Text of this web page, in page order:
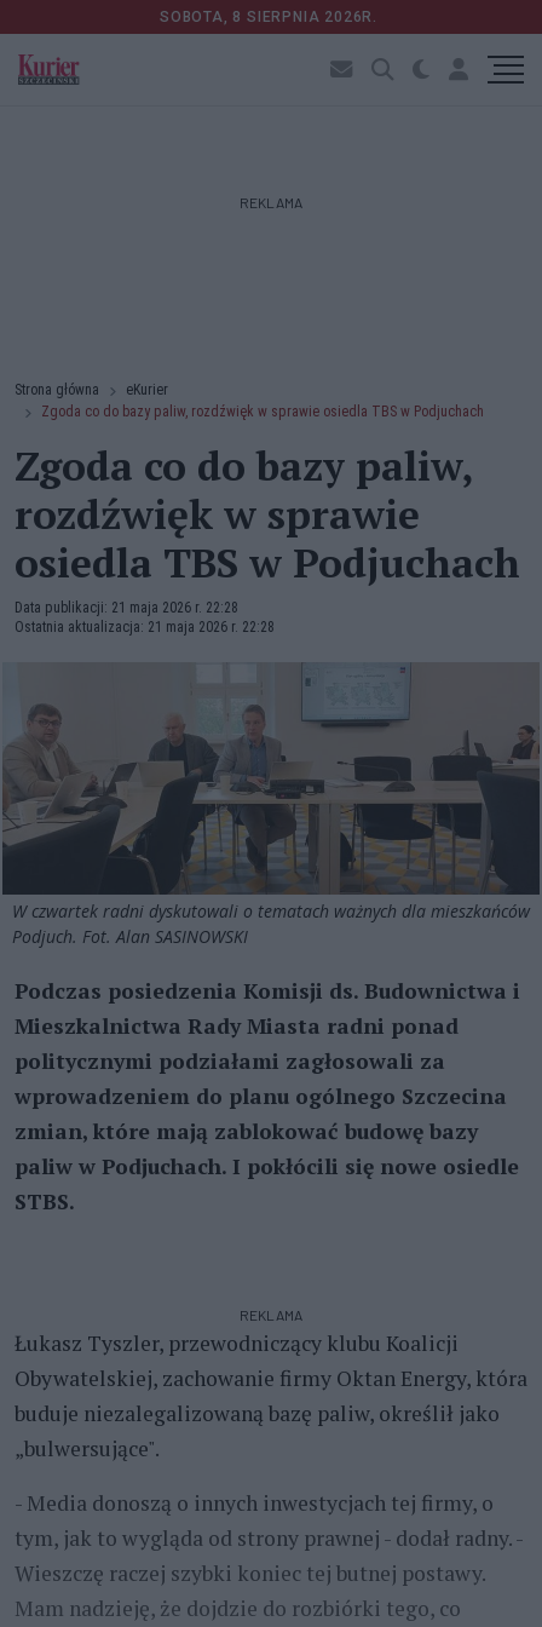
SOBOTA, 8 SIERPNIA 2026R.
REKLAMA
Strona główna
eKurier
Zgoda co do bazy paliw, rozdźwięk w sprawie osiedla TBS w Podjuchach
Zgoda co do bazy paliw,
rozdźwięk w sprawie
osiedla TBS w Podjuchach
Data publikacji: 21 maja 2026 r. 22:28
Ostatnia aktualizacja: 21 maja 2026 r. 22:28
W czwartek radni dyskutowali o tematach ważnych dla mieszkańców
Podjuch. Fot. Alan SASINOWSKI
Podczas posiedzenia Komisji ds. Budownictwa i
Mieszkalnictwa Rady Miasta radni ponad
politycznymi podziałami zagłosowali za
wprowadzeniem do planu ogólnego Szczecina
zmian, które mają zablokować budowę bazy
paliw w Podjuchach. I pokłócili się nowe osiedle
STBS.
REKLAMA
Łukasz Tyszler, przewodniczący klubu Koalicji
Obywatelskiej, zachowanie firmy Oktan Energy, która
buduje niezalegalizowaną bazę paliw, określił jako
„bulwersujące".
- Media donoszą o innych inwestycjach tej firmy, o
tym, jak to wygląda od strony prawnej - dodał radny. -
Wieszczę raczej szybki koniec tej butnej postawy.
Mam nadzieję, że dojdzie do rozbiórki tego, co